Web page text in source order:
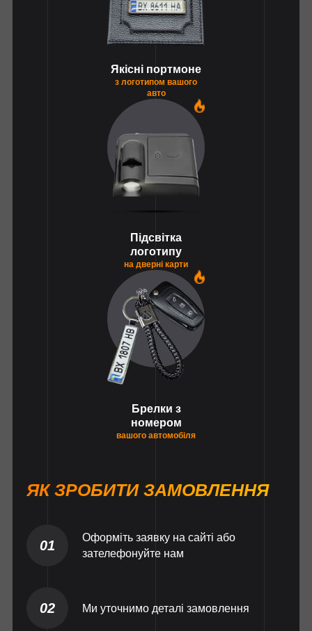
Якісні портмоне
з логотипом вашого
авто
Підсвітка
логотипу
на дверні карти
Брелки з
номером
вашого автомобіля
ЯК ЗРОБИТИ ЗАМОВЛЕННЯ
01
Оформіть заявку на сайті або
зателефонуйте нам
02 Ми уточнимо деталі замовлення